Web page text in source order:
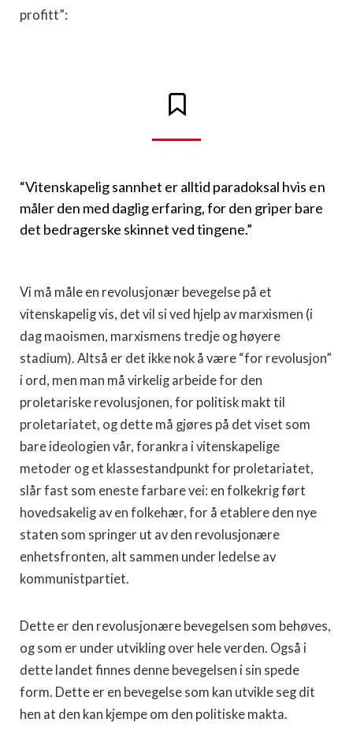
profitt”:
“Vitenskapelig sannhet er alltid paradoksal hvis en
måler den med daglig erfaring, for den griper bare
det bedragerske skinnet ved tingene.”
Vi må måle en revolusjonær bevegelse på et
vitenskapelig vis, det vil si ved hjelp av marxismen (i
dag maoismen, marxismens tredje og høyere
stadium). Altså er det ikke nok å være “for revolusjon”
i ord, men man må virkelig arbeide for den
proletariske revolusjonen, for politisk makt til
proletariatet, og dette må gjøres på det viset som
bare ideologien vår, forankra i vitenskapelige
metoder og et klassestandpunkt for proletariatet,
slår fast som eneste farbare vei: en folkekrig ført
hovedsakelig av en folkehær, for å etablere den nye
staten som springer ut av den revolusjonære
enhetsfronten, alt sammen under ledelse av
kommunistpartiet.
Dette er den revolusjonære bevegelsen som behøves,
og som er under utvikling over hele verden. Også i
dette landet finnes denne bevegelsen i sin spede
form. Dette er en bevegelse som kan utvikle seg dit
hen at den kan kjempe om den politiske makta.